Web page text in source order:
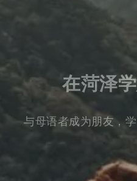
在菏泽
与母语者成为朋友，